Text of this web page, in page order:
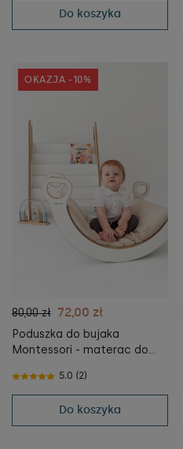
Do koszyka
80,00 zł 72,00 zł
Poduszka do bujaka
Montessori - materac do
BEŻOWY 5.0 (2)
Do koszyka
OKAZJA -10%